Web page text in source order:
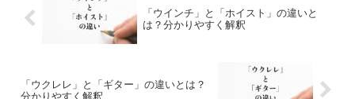
「ウインチ」と「ホイスト」の違いと
は？分かりやすく解釈
「ウクレレ」と「ギター」の違いとは？
分かりやすく解釈